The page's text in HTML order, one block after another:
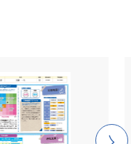
open